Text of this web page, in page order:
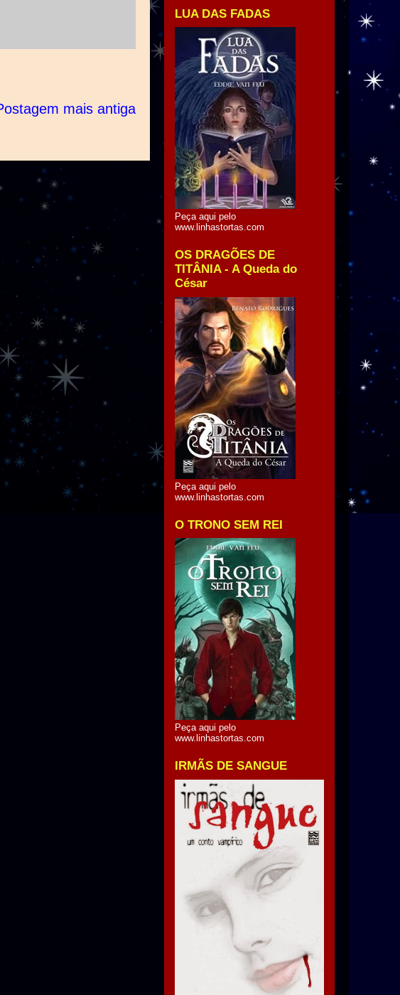
mais antiga
LUA DAS FADAS
Peça aqui pelo
www.linhastortas.com
OS DRAGÕES DE
TITÂNIA - A Queda do
César
Peça aqui pelo
www.linhastortas.com
O TRONO SEM REI
Peça aqui pelo
www.linhastortas.com
IRMÃS DE SANGUE